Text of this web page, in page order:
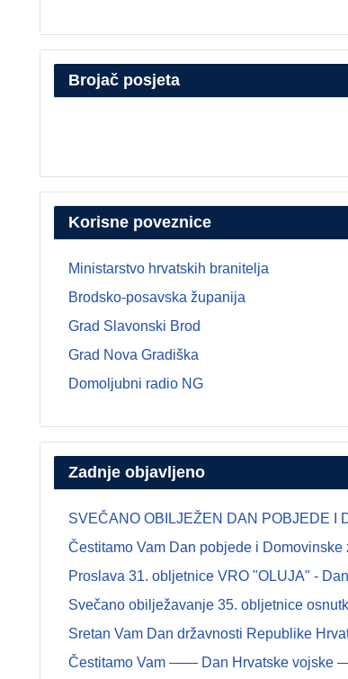
Brojač posjeta
Korisne poveznice
Ministarstvo hrvatskih branitelja
Brodsko-posavska županija
Grad Slavonski Brod
Grad Nova Gradiška
Domoljubni radio NG
Zadnje objavljeno
SVEČANO OBILJEŽEN DAN POBJEDE I
Čestitamo Vam Dan pobjede i
Proslava 31. obljetnice VRO "OLUJA" -
Svečano obilježavanje 35. obljetnice
Sretan Vam Dan državnosti Republike
Čestitamo Vam —— Dan Hrvatske vojske